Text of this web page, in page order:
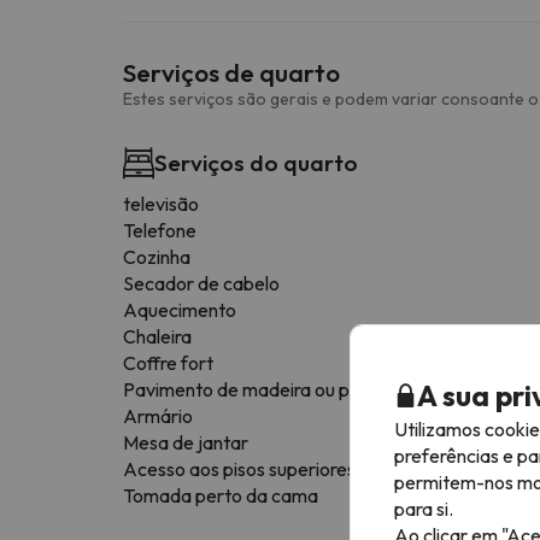
Serviços de quarto
Estes serviços são gerais e podem variar consoante
Serviços do quarto
televisão
Telefone
Cozinha
Secador de cabelo
Aquecimento
Chaleira
Coffre fort
Pavimento de madeira ou parquet
Armário
Mesa de jantar
Acesso aos pisos superiores apenas por escadas
Tomada perto da cama
A sua
Utilizamos
preferências e
permitem-nos
para si.
Ao clicar em